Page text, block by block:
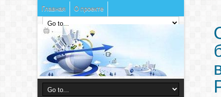
Главная О проекте